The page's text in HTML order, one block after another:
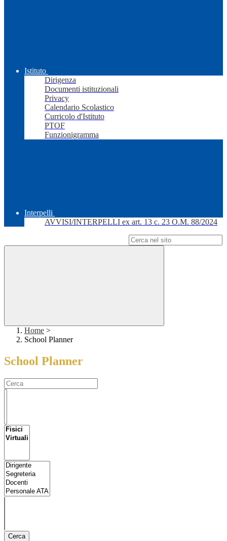
Istituto
Dirigenza
Documenti istituzionali
Privacy
Calendario Scolastico
Curricolo d'Istituto
PTOF
Funzionigramma
Interpelli
AVVISI/INTERPELLI ex art. 13 c. 23 O.M. 88/2024
Home >
School Planner
School Planner
Cerca